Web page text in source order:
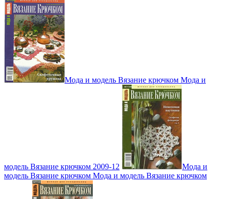
Мода и модель Вязание крючком Мода и
модель Вязание крючком 2009-12
Мода и
модель Вязание крючком Мода и модель Вязание крючком